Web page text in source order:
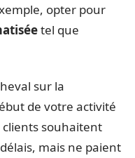
opter pour
tel que
sur la
de votre activité
souhaitent
mais ne paient